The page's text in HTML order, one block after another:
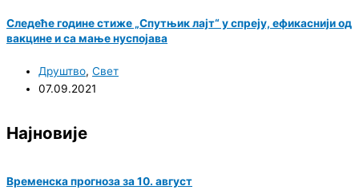
Следеће године стиже „Спутњик лајт“ у спреју, ефикаснији од
вакцине и са мање нуспојава
Друштво, Свет
07.09.2021
Најновије
Временска прогноза за 10. август